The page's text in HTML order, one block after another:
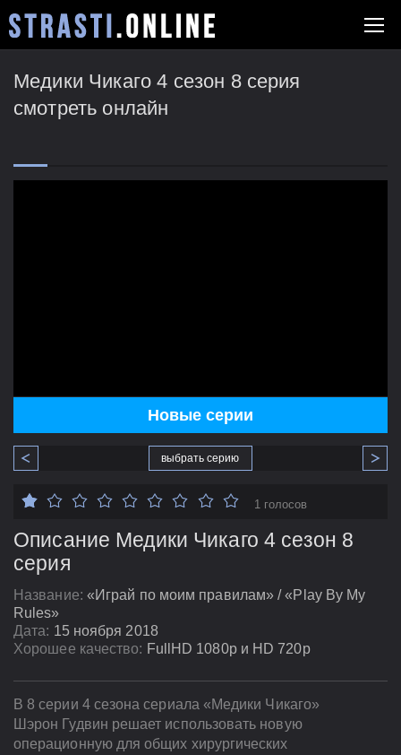
Медики Чикаго 4 сезон 8 серия
смотреть онлайн
Новые серии
выбрать серию
Описание Медики Чикаго 4 сезон 8
серия
Название: «Играй по моим правилам» / «Play By My
Rules»
Дата: 15 ноября 2018
Хорошее качество: FullHD 1080p и HD 720p
1 голосов
В 8 серии 4 сезона сериала «Медики Чикаго»
Шэрон Гудвин решает использовать новую
операционную для общих хирургических